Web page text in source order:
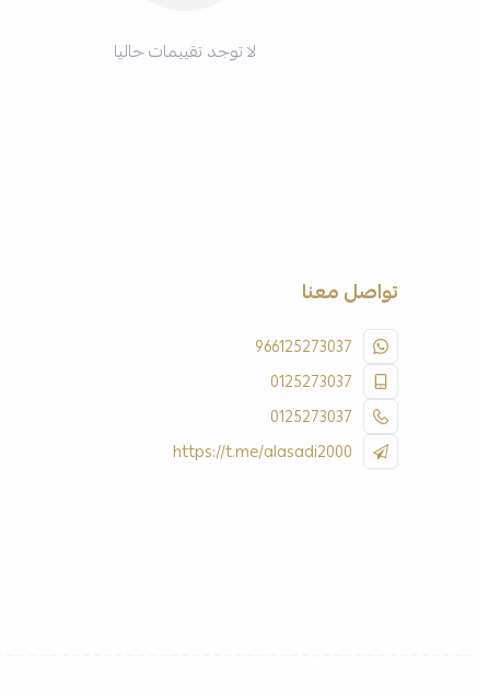
لا توجد تقييمات حاليا
تواصل معنا
966125273037
0125273037
0125273037
https://t.me/alasadi2000